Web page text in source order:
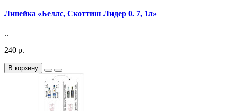
Линейка «Беллс, Скоттиш Лидер 0. 7, 1л»
..
240 р.
В корзину